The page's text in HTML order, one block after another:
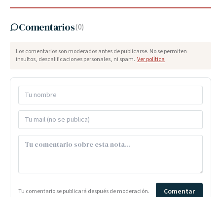
Comentarios(0)
Los comentarios son moderados antes de publicarse. No se permiten
insultos, descalificaciones personales, ni spam. Ver política
Tu comentario se publicará después de moderación. Comentar